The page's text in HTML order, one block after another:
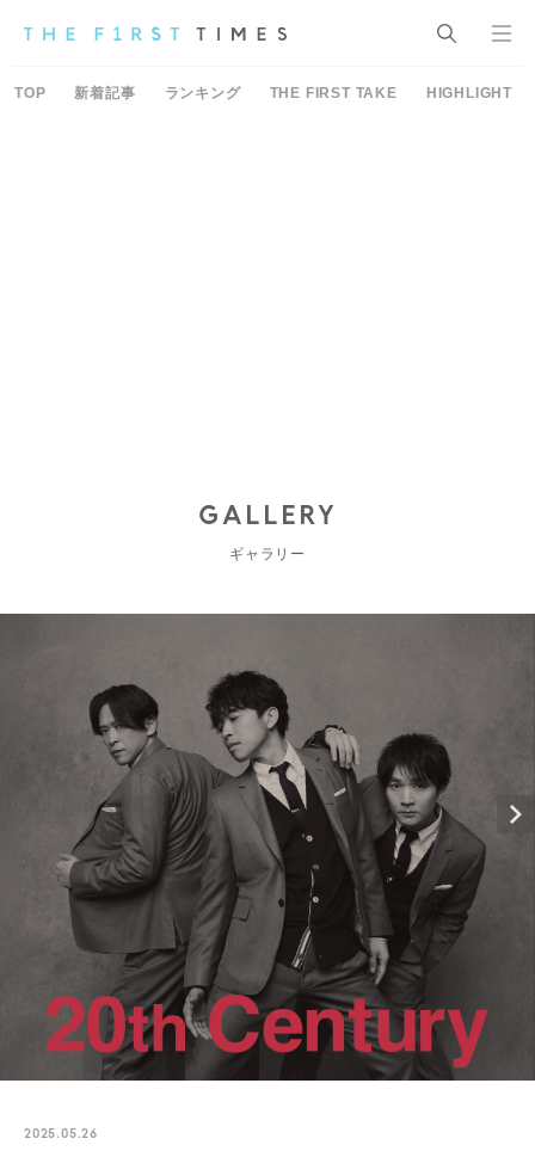
TOP 新着記事 ランキング THE FIRST TAKE HIGHLIGHT
GALLERY
ギャラリー
2025.05.26